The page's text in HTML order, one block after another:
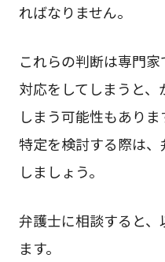
ればなりません。
これらの判断は専門
対応をしてしまうと
しまう可能性もあり
特定を検討する際は
しましょう。
弁護士に相談すると
ます。